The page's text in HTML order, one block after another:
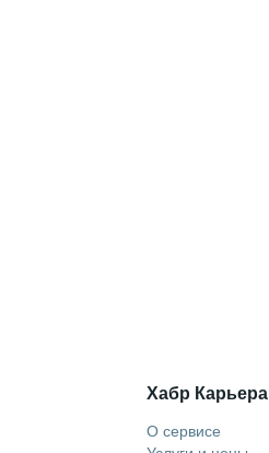
Хабр Карьера
О сервисе